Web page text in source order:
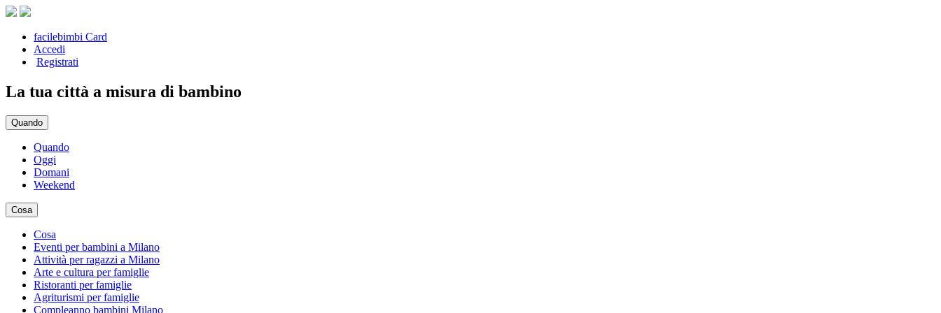
facilebimbi Card
Accedi
Registrati
La tua città a misura di bambino
Quando
Quando
Oggi
Domani
Weekend
Cosa
Cosa
Eventi per bambini a Milano
Attività per ragazzi a Milano
Arte e cultura per famiglie
Ristoranti per famiglie
Agriturismi per famiglie
Compleanno bambini Milano